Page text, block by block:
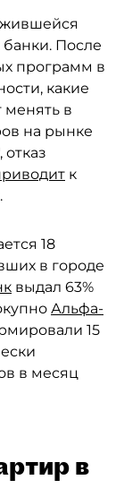
После
программ в
какие
менять в
на рынке
к
18
в городе
выдал 63%
Альфа-
15
в месяц
в